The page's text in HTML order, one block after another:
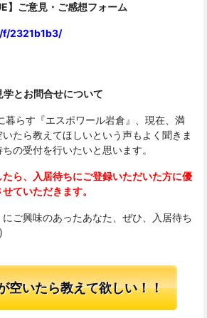
】ご意見・ご感想フォーム
2321b1b3/
とお問合せについて
暮らす『エスポワール岩倉』、現在、満
たら教えてほしいという声もよく聞きま
の受付を行いたいと思います。
ら、入居待ちにご登録いただいた方に優
ていただきます。
にご興味のあったあなた、ぜひ、入居待ち
空いたら教えて欲しい！！